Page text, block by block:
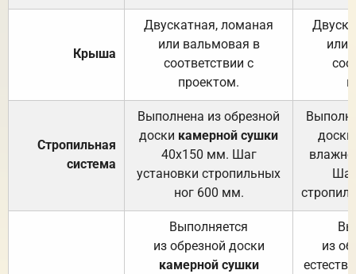
Крыша
Двускатная, ломаная
или вальмовая в
соответствии с
проектом.
или
Стропильная
система
Выполнена из обрезной
доски камерной сушки
40х150 мм. Шаг
установки стропильных
ног 600 мм.
доски
Выполняется
из обрезной доски
камерной сушки
из